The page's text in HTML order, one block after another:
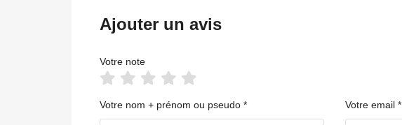
Ajouter un avis
Votre note
Votre nom + prénom ou pseudo * Votre email *